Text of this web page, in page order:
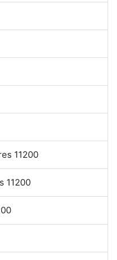
11200
11200